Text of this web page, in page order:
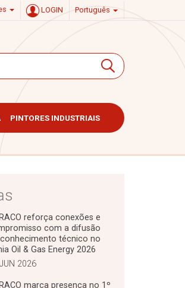
LOGIN Português
PINTORES INDUSTRIAIS
reforça conexões e
com a difusão
técnico no
Oil & Gas Energy 2026
2026
marca presença no 1º